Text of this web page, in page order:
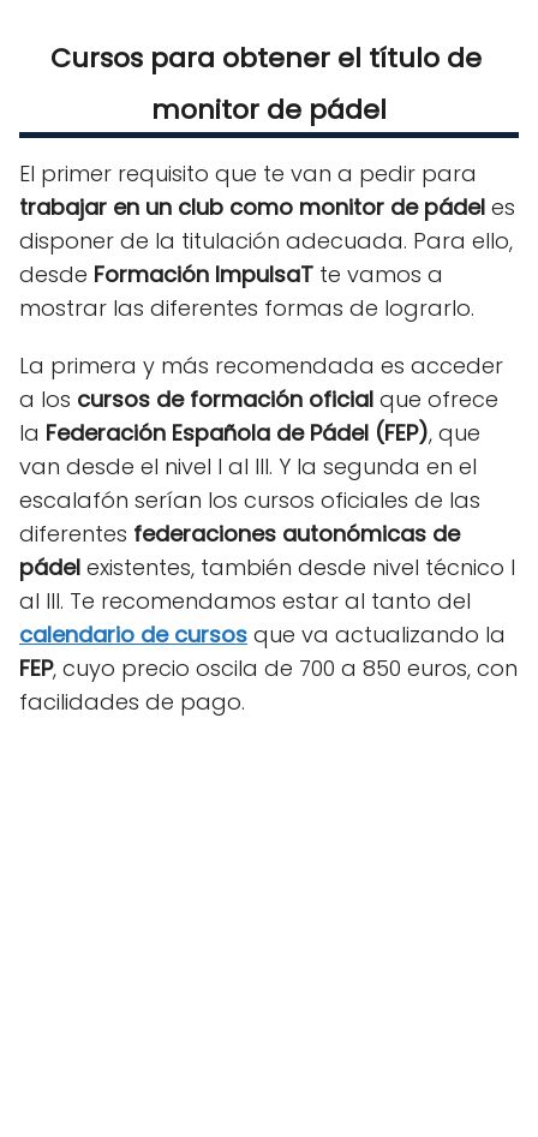
Cursos para obtener el título de
monitor de pádel
El primer requisito que te van a pedir para
trabajar en un club como monitor de pádel es
disponer de la titulación adecuada. Para ello,
desde Formación ImpulsaT te vamos a
mostrar las diferentes formas de lograrlo.
La primera y más recomendada es acceder
a los cursos de formación oficial que ofrece
la Federación Española de Pádel (FEP), que
van desde el nivel I al III. Y la segunda en el
escalafón serían los cursos oficiales de las
diferentes federaciones autonómicas de
pádel existentes, también desde nivel técnico I
al III. Te recomendamos estar al tanto del
calendario de cursos que va actualizando la
FEP, cuyo precio oscila de 700 a 850 euros, con
facilidades de pago.